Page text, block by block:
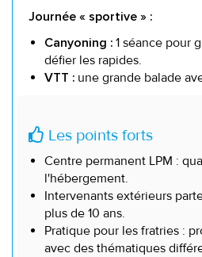
Journée « sportive » :
Canyoning : 1 séance pour
défier les rapides.
VTT : une grande balade
Les points forts
Centre permanent LPM :
l'hébergement.
Intervenants extérieurs
plus de 10 ans.
Pratique pour les fratries :
avec des thématiques